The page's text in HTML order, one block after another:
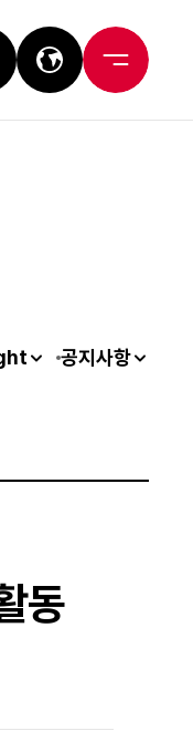
공지사항
동